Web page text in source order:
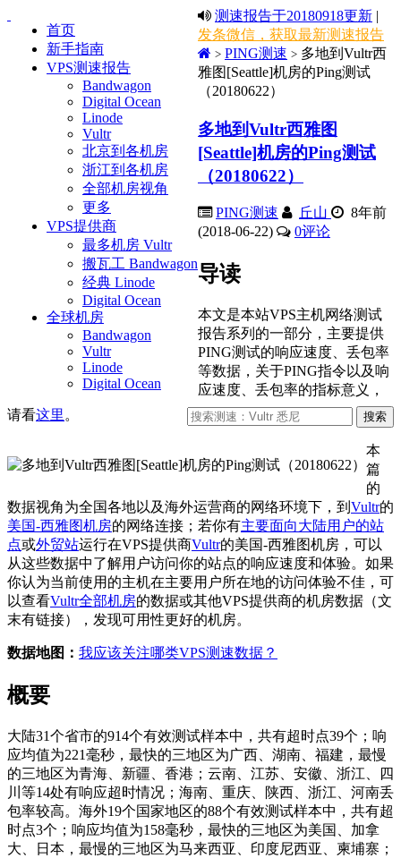
首页
新手指南
VPS测速报告
Bandwagon
Digital Ocean
Linode
Vultr
北京到各机房
浙江到各机房
全部机房视角
更多
VPS提供商
最多机房 Vultr
搬瓦工 Bandwagon
经典 Linode
Digital Ocean
全球机房
Bandwagon
Vultr
Linode
Digital Ocean
测速报告于20180918更新 |
发条微信，获取最新测速报告
> PING测速 > 多地到Vultr西
雅图[Seattle]机房的Ping测试
（20180622）
多地到Vultr西雅图
[Seattle]机房的Ping测试
（20180622）
PING测速 丘山
8年前
(2018-06-22)
0评论
导读
本文是本站VPS主机网络测试
报告系列的一部分，主要提供
PING测试的响应速度、丢包率
等数据，关于PING指令以及响
应速度、丢包率的指标意义，
请看这里 。
本
篇
的
数据视角为全国各地以及海外运营商的网络环境下，到 Vultr的
美国-西雅图机房的网络连接；若你有主要面向大陆用户的站
点或外贸站运行在VPS提供商Vultr的美国-西雅图机房，可以
从这些数据中了解用户访问你的站点的响应速度和体验。如果
你认为当前使用的主机在主要用户所在地的访问体验不佳，可
以查看Vultr全部机房的数据或其他VPS提供商的机房数据（文
末有链接），发现可用性更好的机房。
数据地图： 我应该关注哪类VPS测速数据？
概要
大陆31个省市的914个有效测试样本中，共有超时点39个；响
应均值为221毫秒，最快的三地区为广西、湖南、福建，最慢
的三地区为青海、新疆、香港；云南、江苏、安徽、浙江、四
川等14处有响应超时情况；海南、重庆、陕西、浙江、河南丢
包率较高。海外19个国家地区的88个有效测试样本中，共有超
时点3个；响应均值为158毫秒，最快的三地区为美国、加拿
大、日本，最慢的三地区为马来西亚、印度尼西亚、柬埔寨；